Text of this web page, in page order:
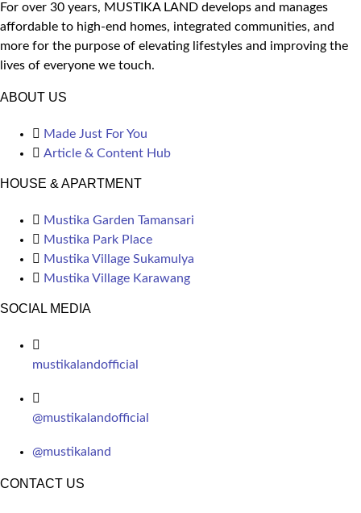
For over 30 years, MUSTIKA LAND develops and manages
affordable to high-end homes, integrated communities, and
more for the purpose of elevating lifestyles and improving the
lives of everyone we touch.
ABOUT US
Made Just For You
Article & Content Hub
HOUSE & APARTMENT
Mustika Garden Tamansari
Mustika Park Place
Mustika Village Sukamulya
Mustika Village Karawang
SOCIAL MEDIA
mustikalandofficial
@mustikalandofficial
@mustikaland
CONTACT US